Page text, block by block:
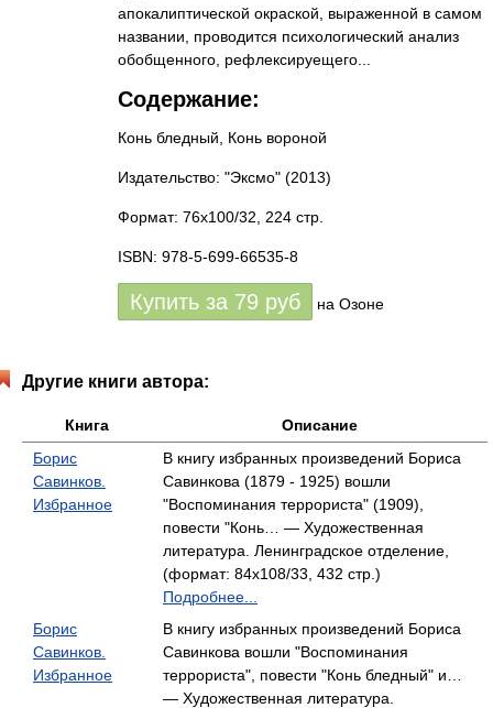
апокалиптической окраской, выраженной в самом
названии, проводится психологический анализ
обобщенного, рефлексируещего...
Содержание:
Конь бледный, Конь вороной
Издательство: "Эксмо" (2013)
Формат: 76x100/32, 224 стр.
ISBN: 978-5-699-66535-8
Купить за 79 руб на Озоне
Другие книги автора:
Книга
Описание
Борис
Савинков.
Избранное
В книгу избранных произведений Бориса
Савинкова (1879 - 1925) вошли
"Воспоминания террориста" (1909),
повести "Конь… — Художественная
литература. Ленинградское отделение,
(формат: 84x108/33, 432 стр.)
Подробнее...
Борис
Савинков.
Избранное
В книгу избранных произведений Бориса
Савинкова вошли "Воспоминания
террориста", повести "Конь бледный" и…
— Художественная литература.